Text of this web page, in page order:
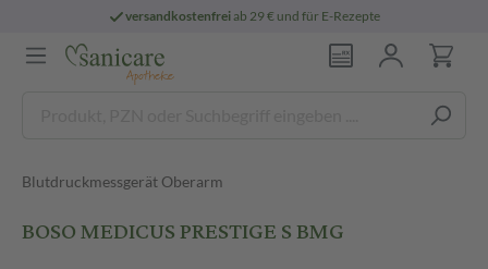
versandkostenfreiab 29 € und für E-Rezepte
Blutdruckmessgerät Oberarm
BOSO MEDICUS PRESTIGE S BMG